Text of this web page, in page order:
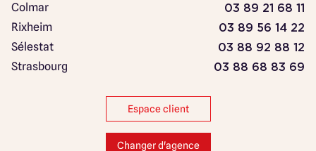
Colmar
03 89 21 68 11
Rixheim 03 89 56 14 22
Sélestat 03 88 92 88 12
Strasbourg 03 88 68 83 69
Espace client
Changer d'agence